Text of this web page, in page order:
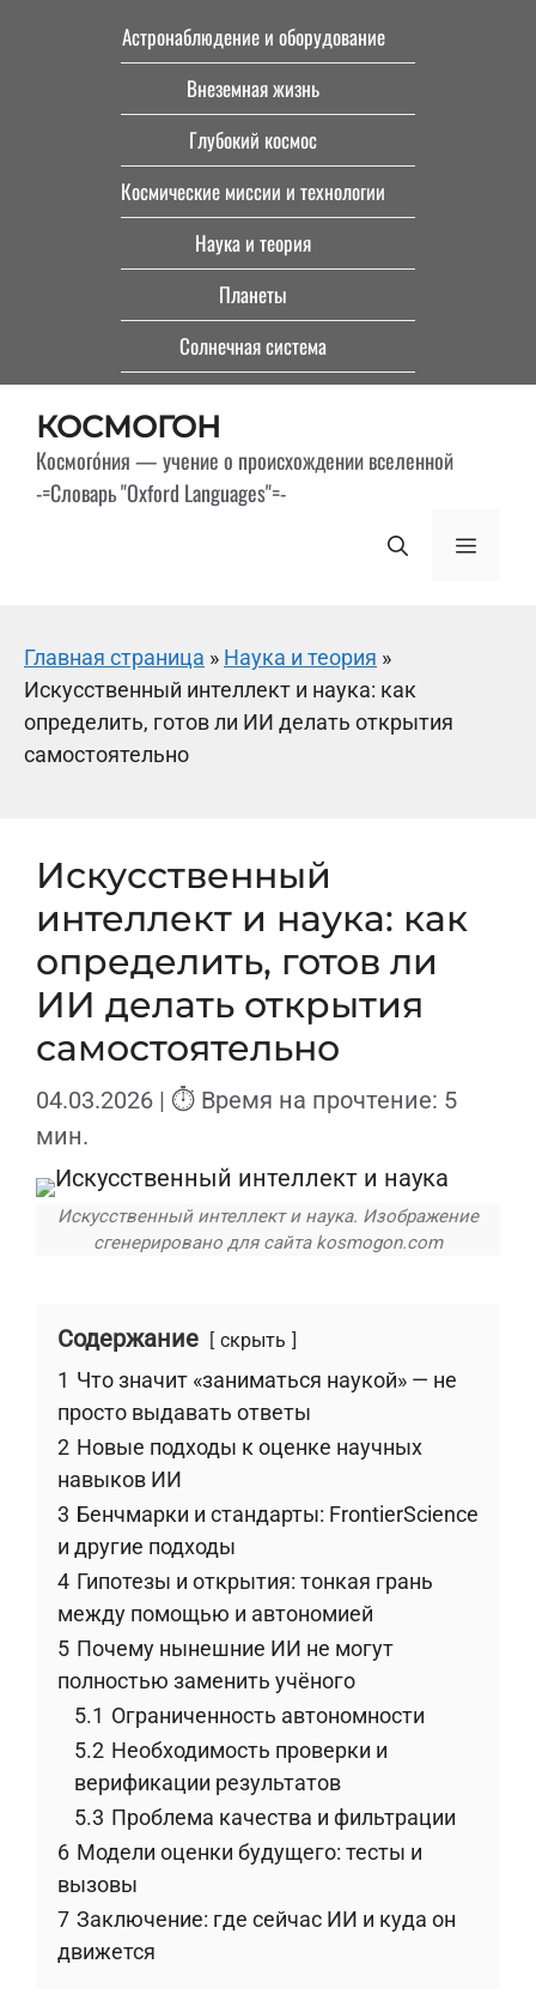
Астронаблюдение и оборудование
Внеземная жизнь
Глубокий космос
Космические миссии и технологии
Наука и теория
Планеты
Солнечная система
КОСМОГОН
Космого́ния — учение о происхождении вселенной
-=Словарь "Oxford Languages"=-
Меню
Главная страница » Наука и теория »
Искусственный интеллект и наука: как
определить, готов ли ИИ делать открытия
самостоятельно
Искусственный
интеллект и наука: как
определить, готов ли
ИИ делать открытия
самостоятельно
04.03.2026 | ⏱ Время на прочтение: 5
мин.
Искусственный интеллект и наука. Изображение
сгенерировано для сайта kosmogon.com
Содержание скрыть
1 Что значит «заниматься наукой» — не
просто выдавать ответы
2 Новые подходы к оценке научных
навыков ИИ
3 Бенчмарки и стандарты: FrontierScience
и другие подходы
4 Гипотезы и открытия: тонкая грань
между помощью и автономией
5 Почему нынешние ИИ не могут
полностью заменить учёного
5.1 Ограниченность автономности
5.2 Необходимость проверки и
верификации результатов
5.3 Проблема качества и фильтрации
6 Модели оценки будущего: тесты и
вызовы
7 Заключение: где сейчас ИИ и куда он
движется